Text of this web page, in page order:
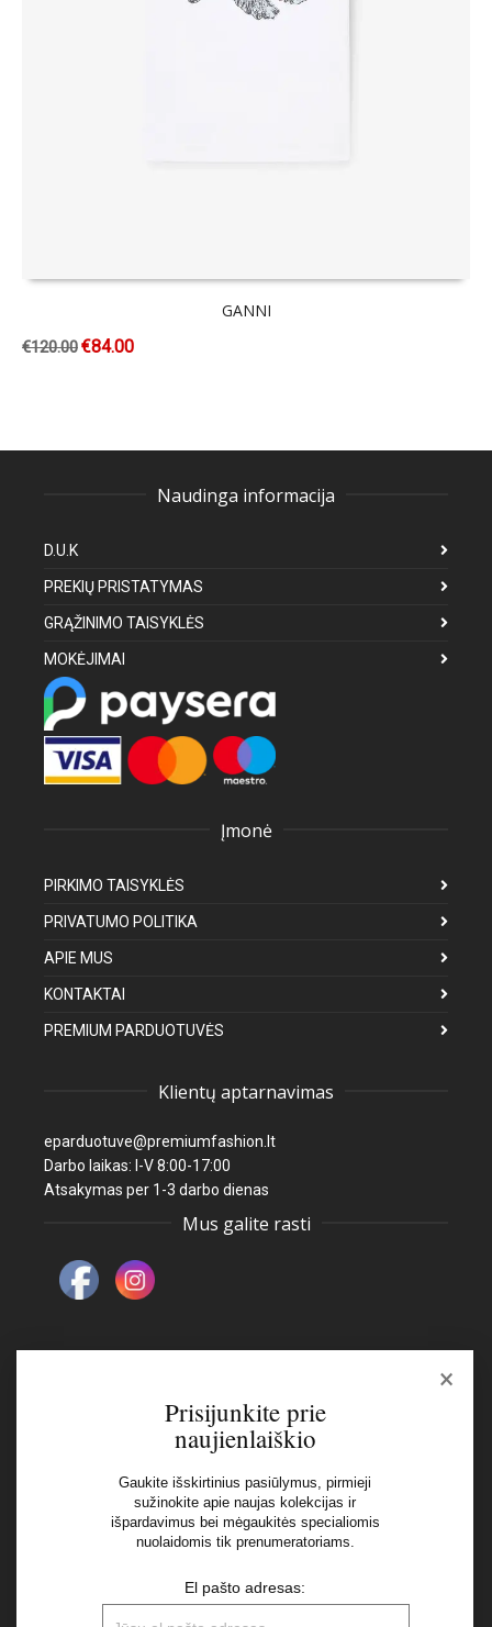
GANNI
€120.00€84.00
Naudinga informacija
D.U.K
PREKIŲ PRISTATYMAS
GRĄŽINIMO TAISYKLĖS
MOKĖJIMAI
Įmonė
PIRKIMO TAISYKLĖS
PRIVATUMO POLITIKA
APIE MUS
KONTAKTAI
PREMIUM PARDUOTUVĖS
Klientų aptarnavimas
eparduotuve@premiumfashion.lt
Darbo laikas: I-V 8:00-17:00
Atsakymas per 1-3 darbo dienas
Mus galite rasti
Naujienlaiškis
Aš perskaičiau ir sutinku su Privatumo Politikos
×
Prisijunkite prie
naujienlaiškio
Gaukite išskirtinius pasiūlymus, pirmieji
sužinokite apie naujas kolekcijas ir
išpardavimus bei mėgaukitės specialiomis
nuolaidomis tik prenumeratoriams.
El pašto adresas: